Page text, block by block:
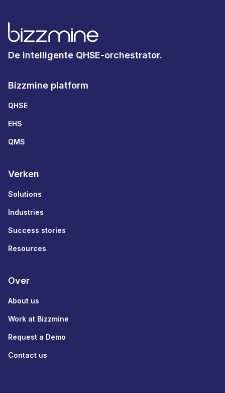
De intelligente QHSE-orchestrator.
Bizzmine platform
QHSE
EHS
QMS
Verken
Solutions
Industries
Success stories
Resources
Over
About us
Work at Bizzmine
Request a Demo
Contact us